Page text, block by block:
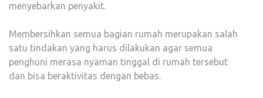
menyebarkan penyakit.
Membersihkan semua bagian rumah merupakan salah
satu tindakan yang harus dilakukan agar semua
penghuni merasa nyaman tinggal di rumah tersebut
dan bisa beraktivitas dengan bebas.